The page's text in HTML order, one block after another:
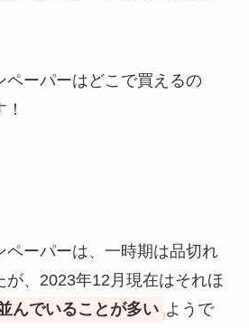
も徹底調査！
チョコバッキーはどこで買える？
コンビニ（ファミマ・ローソン）
で売ってない？販売店調査
ペーパーはどこで買えるの
ペーパーは、一時期は品切れ
が、2023年12月現在はそれほ
んでいることが多い ようで